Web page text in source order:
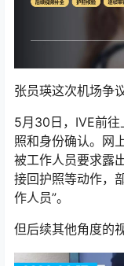
张员瑛这次机场争
5月30日，IVE前往
照和身份确认。网
被工作人员要求露
接回护照等动作，
作人员”。
但后续其他角度的